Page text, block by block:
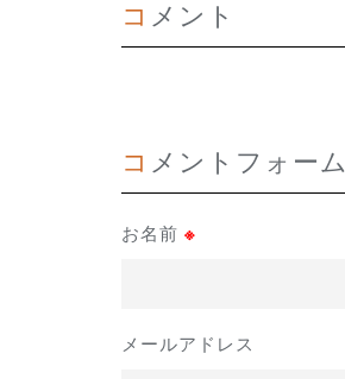
コメント
コメントフォーム
お名前 ※
メールアドレス